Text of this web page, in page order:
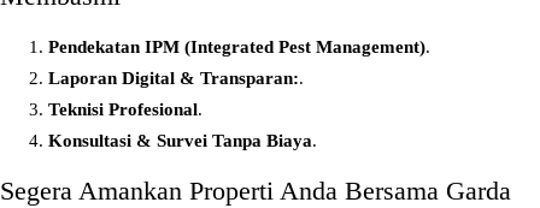
u
G
Pendekatan IPM (Integrated Pest Management).
Laporan Digital & Transparan:.
Teknisi Profesional.
Konsultasi & Survei Tanpa Biaya.
Segera Amankan Properti Anda Bersama Garda